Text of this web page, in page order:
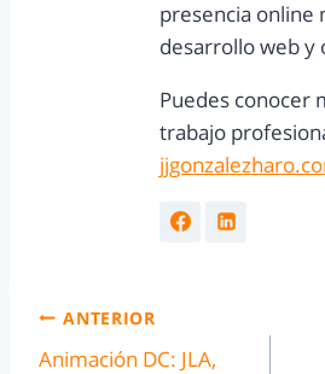
presencia online
desarrollo web y
Puedes conocer
trabajo
ANTERIOR
Animación DC: JLA,